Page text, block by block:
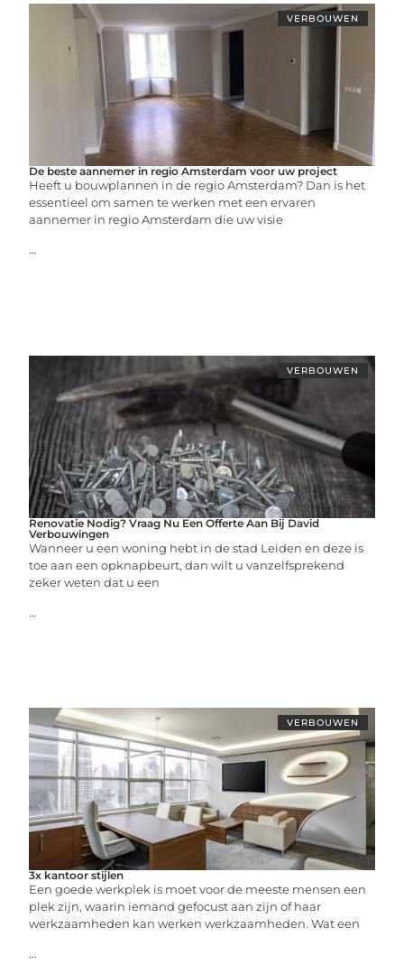
VERBOUWEN
De beste aannemer in regio Amsterdam voor uw project
Heeft u bouwplannen in de regio Amsterdam? Dan is het
essentieel om samen te werken met een ervaren
aannemer in regio Amsterdam die uw visie
...
VERBOUWEN
Renovatie Nodig? Vraag Nu Een Offerte Aan Bij David
Verbouwingen
Wanneer u een woning hebt in de stad Leiden en deze is
toe aan een opknapbeurt, dan wilt u vanzelfsprekend
zeker weten dat u een
...
VERBOUWEN
3x kantoor stijlen
Een goede werkplek is moet voor de meeste mensen een
plek zijn, waarin iemand gefocust aan zijn of haar
werkzaamheden kan werken werkzaamheden. Wat een
...